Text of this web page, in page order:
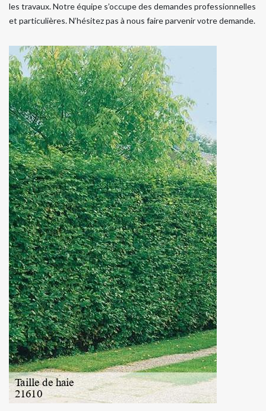
les travaux. Notre équipe s’occupe des demandes professionnelles
et particulières. N’hésitez pas à nous faire parvenir votre demande.